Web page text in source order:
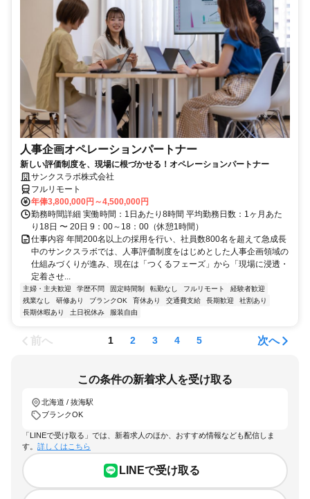
人事企画オペレーションパートナー
新しい評価制度を、現場に根づかせる！オペレーションパートナー
サンクスラボ株式会社
フルリモート
年俸3,800,000円～4,500,000円
勤務時間詳細 実働時間：1日あたり8時間 平均勤務日数：1ヶ月あた
り18日 〜 20日 9：00～18：00（休憩1時間）
仕事内容 年間200名以上の採用を行い、社員数800名を超えて急成長
中のサンクスラボでは、人事評価制度をはじめとした人事企画領域の
仕組みづくりが進み、現在は「つくるフェーズ」から「現場に浸透・
定着させ...
主婦・主夫歓迎 学歴不問 固定時間制 転勤なし フルリモート
経験者歓迎
残業なし
研修あり ブランクOK 育休あり 交通費支給 長期歓迎
社割あり
長期休暇あり
土日祝休み 服装自由
前へ 1 2 3 4 5 次へ
この条件の新着求人を受け取る
北海道 / 抜海駅
ブランクOK
「LINEで受け取る」では、新着求人のほか、おすすめ情報なども配信しま
す。 詳しくはこちら
LINEで受け取る